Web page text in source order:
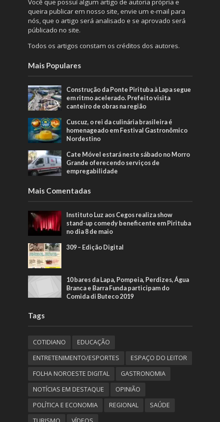
Você que possuí algum artigo de autoria própria e
queira publicar em nosso site, envie um e-mail para
nós, que o artigo será analisado e se aprovado será
públicado no site.
Todos os artigos constam os créditos dos autores.
Mais Populares
Construção da Ponte Pirituba à Lapa segue
em ritmo acelerado. Prefeito visita
canteiro de obras na região
Cuscuz, o rei da culinária brasileira é
homenageado em Festival Gastronômico
Nordestino
Cate Móvel estará neste sábado no Morro
Grande oferecendo serviços de
empregabilidade
Mais Comentadas
Instituto Luz aos Cegos realiza show
stand-up comedy beneficente em Pirituba
no dia 8 de maio
309 – Edição Digital
10 bares da Lapa, Pompeia, Perdizes, Água
Branca e Barra Funda participam do
Comida di Buteco 2019
Tags
COTIDIANO
EDUCAÇÃO
ENTRETENIMENTO/ESPORTES
ESPAÇO DO LEITOR
FOLHA NOROESTE DIGITAL
GASTRONOMIA
NOTÍCIAS EM DESTAQUE
OPINIÃO
POLÍTICA E ECONOMIA
REGIONAL
SAÚDE